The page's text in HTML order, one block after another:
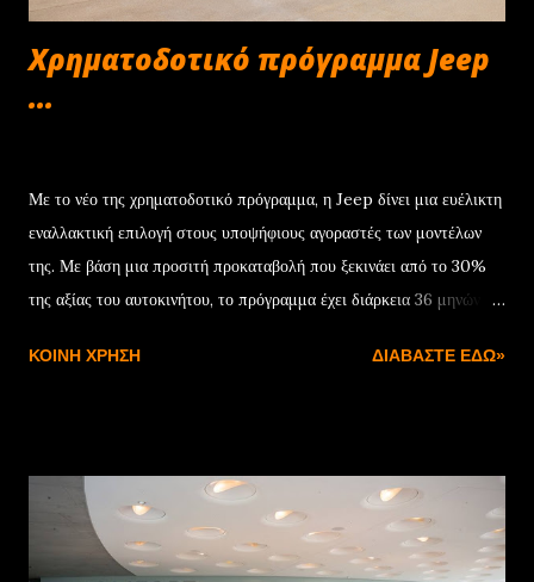
Χρηματοδοτικό πρόγραμμα Jeep
...
Με το νέο της χρηματοδοτικό πρόγραμμα, η Jeep δίνει μια ευέλικτη
εναλλακτική επιλογή στους υποψήφιους αγοραστές των μοντέλων
της. Με βάση μια προσιτή προκαταβολή που ξεκινάει από το 30%
της αξίας του αυτοκινήτου, το πρόγραμμα έχει διάρκεια 36 μηνών
ολοκληρωθεί η προγραμματισμένη διάρκεια της χρηματοδότησης, ο
του αυτοκινήτου, ενώ η τρίτη αφορά στην επιστροφή με
προσυμφωνημένη αξία που θα χρησιμοποιηθεί ως προκαταβολή για
την αγορά ενός νέου Jeep. Με βάση αυτά τα δεδομένα, το Jeep
ΚΟΙΝΉ ΧΡΉΣΗ ΔΙΑΒΆΣΤΕ ΕΔΏ»